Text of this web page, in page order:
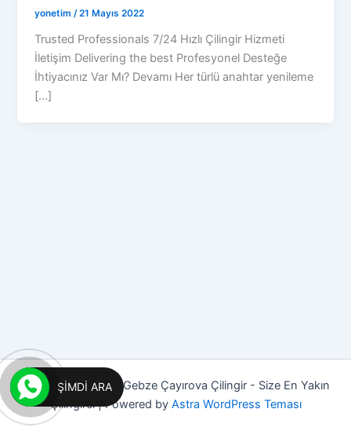
yonetim/21 Mayıs 2022
Trusted Professionals 7/24 Hızlı Çilingir Hizmeti
İletişim Delivering the best Profesyonel Desteğe
İhtiyacınız Var Mı? Devamı Her türlü anahtar yenileme
[...]
Copyright © 2026 Gebze Çayırova Çilingir - Size En Yakın
Çilingirci | Powered by Astra WordPress Teması
ŞIMDI ARA